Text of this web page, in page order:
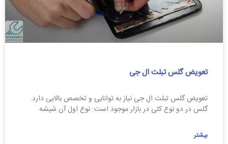
تعویض گلس تبلت ال جی
تعویض گلس تبلت ال جی نیاز به توانایی و تخصص بالایی دارد.
گلس در دو نوع کلی در بازار موجود است: نوع اول آن شیشه
بیشتر